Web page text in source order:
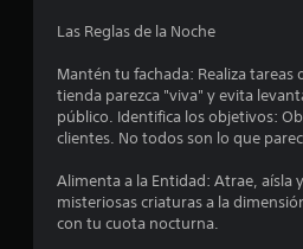
Las Reglas de la Noche
Mantén tu fachada: Realiza tareas
tienda parezca "viva" y evita
público. Identifica los objetivos:
clientes. No todos son lo que
Alimenta a la Entidad: Atrae, aísla
misteriosas criaturas a la
con tu cuota nocturna.